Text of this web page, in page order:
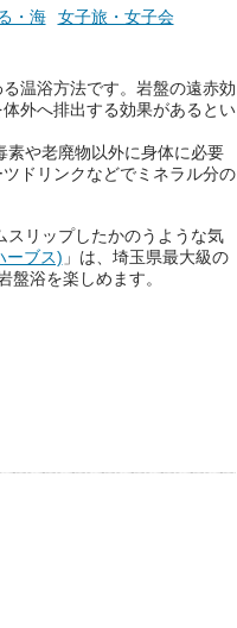
・海 女子旅・女子会
温浴方法です。岩盤の遠赤効
外へ排出する効果があるとい
素や老廃物以外に身体に必要
ドリンクなどでミネラル分の
リップしたかのうような気
ーブス) 」は、埼玉県最大級の
浴を楽しめます。